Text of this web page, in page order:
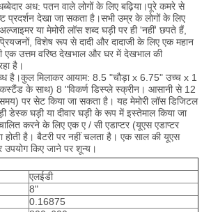
अध: पतन वाले लोगों के लिए बढ़िया।पूरे कमरे से
प्रदर्शन देखा जा सकता है।सभी उम्र के लोगों के लिए
या मेमोरी लॉस शब्द घड़ी पर ही 'नहीं' छपते हैं,
विशेष रूप से दादी और दादाजी के लिए एक महान
एक उत्तम वरिष्ठ देखभाल और घर में देखभाल की
है।
है।कुल मिलाकर आयाम: 8.5 "चौड़ा x 6.75" उच्च x 1
के साथ) 8 "विकर्ण डिस्प्ले स्क्रीन। आसानी से 12
पर सेट किया जा सकता है। यह मेमोरी लॉस डिजिटल
डेस्क घड़ी या दीवार घड़ी के रूप में इस्तेमाल किया जा
करने के लिए एक ए / सी एडाप्टर (यूएस एडाप्टर
होती है। बैटरी पर नहीं चलता है। एक साल की यूएस
उपयोग किए जाने पर शून्य।
एलईडी
8"
0.16875